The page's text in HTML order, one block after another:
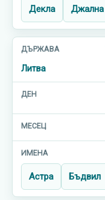
Декла Джална
Литва
Астра Бъдвил